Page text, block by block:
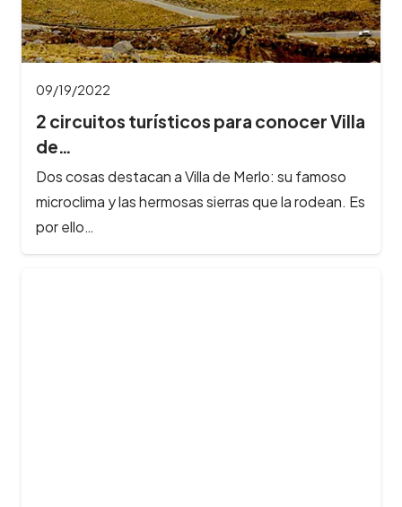
09/19/2022
2 circuitos turísticos para conocer Villa
de…
Dos cosas destacan a Villa de Merlo: su famoso
microclima y las hermosas sierras que la rodean. Es
por ello…